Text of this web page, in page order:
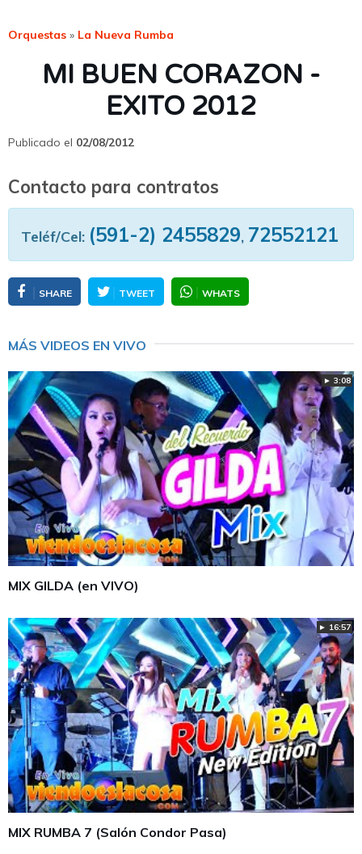
Orquestas » La Nueva Rumba
MI BUEN CORAZON -
EXITO 2012
Publicado el 02/08/2012
Contacto para contratos
Teléf/Cel: (591-2) 2455829, 72552121
SHARE TWEET WHATS
MÁS VIDEOS EN VIVO
► 3:08
MIX GILDA (en VIVO)
► 16:57
MIX RUMBA 7 (Salón Condor Pasa)